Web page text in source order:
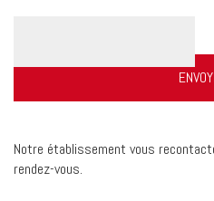
Notre établissement vous
rendez-vous.